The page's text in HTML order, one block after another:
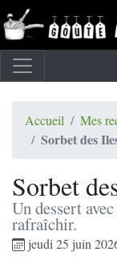
Accueil Mes
Sorbet des
Sorbet
Un dessert
rafraîchir.
jeudi 25 juin